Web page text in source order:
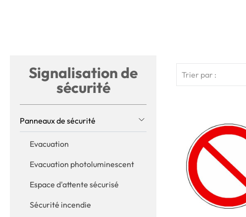
Signalisation de
sécurité
Panneaux de sécurité
Evacuation
Evacuation photoluminescent
Espace d'attente sécurisé
Sécurité incendie
Trier par :